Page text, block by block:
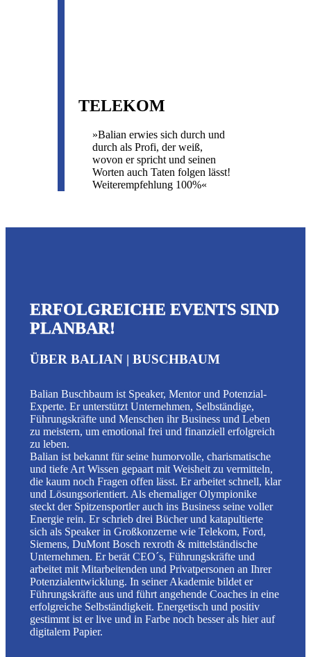
TELEKOM
»Balian erwies sich durch und
durch als Profi, der weiß,
wovon er spricht und seinen
Worten auch Taten folgen lässt!
Weiterempfehlung 100%«
ERFOLGREICHE EVENTS SIND
PLANBAR!
ÜBER BALIAN | BUSCHBAUM
Balian Buschbaum ist Speaker, Mentor und Potenzial-
Experte. Er unterstützt Unternehmen, Selbständige,
Führungskräfte und Menschen ihr Business und Leben
zu meistern, um emotional frei und finanziell erfolgreich
zu leben.
Balian ist bekannt für seine humorvolle, charismatische
und tiefe Art Wissen gepaart mit Weisheit zu vermitteln,
die kaum noch Fragen offen lässt. Er arbeitet schnell, klar
und Lösungsorientiert. Als ehemaliger Olympionike
steckt der Spitzensportler auch ins Business seine voller
Energie rein. Er schrieb drei Bücher und katapultierte
sich als Speaker in Großkonzerne wie Telekom, Ford,
Siemens, DuMont Bosch rexroth & mittelständische
Unternehmen. Er berät CEO´s, Führungskräfte und
arbeitet mit Mitarbeitenden und Privatpersonen an Ihrer
Potenzialentwicklung. In seiner Akademie bildet er
Führungskräfte aus und führt angehende Coaches in eine
erfolgreiche Selbständigkeit. Energetisch und positiv
gestimmt ist er live und in Farbe noch besser als hier auf
digitalem Papier.